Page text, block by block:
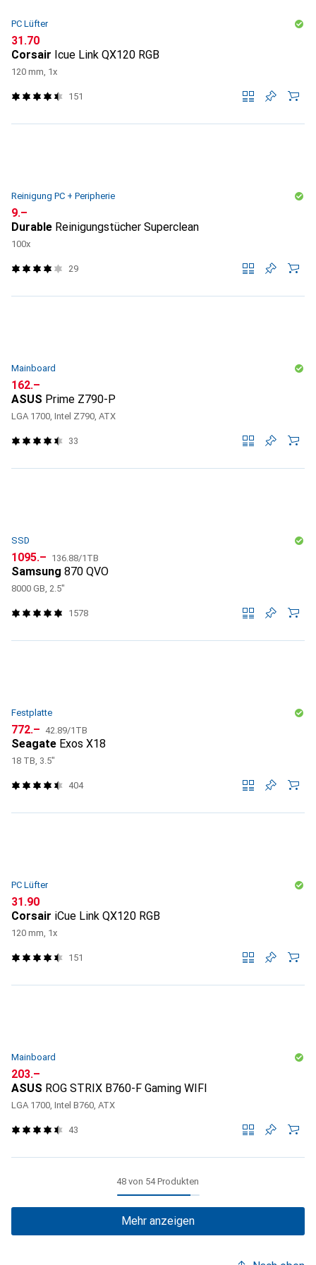
PC Lüfter
CHF
31.70
Corsair Icue Link QX120 RGB
120 mm, 1x
151
Reinigung PC + Peripherie
CHF
9.–
Durable Reinigungstücher Superclean
100x
29
Mainboard
CHF
162.–
ASUS Prime Z790-P
LGA 1700, Intel Z790, ATX
33
SSD
CHF
1095.– CHF
136.88/1TB
Samsung 870 QVO
8000 GB, 2.5"
1578
Festplatte
CHF
772.– CHF
42.89/1TB
Seagate Exos X18
18 TB, 3.5"
404
PC Lüfter
CHF
31.90
Corsair iCue Link QX120 RGB
120 mm, 1x
151
Mainboard
CHF
203.–
ASUS ROG STRIX B760-F Gaming WIFI
LGA 1700, Intel B760, ATX
43
48 von 54 Produkten
Mehr anzeigen